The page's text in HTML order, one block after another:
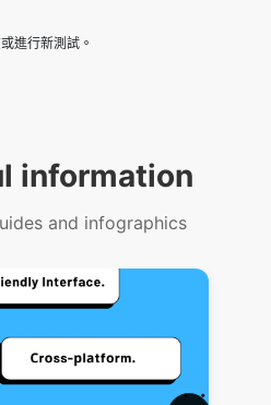
進行新測試。
information
and infographics